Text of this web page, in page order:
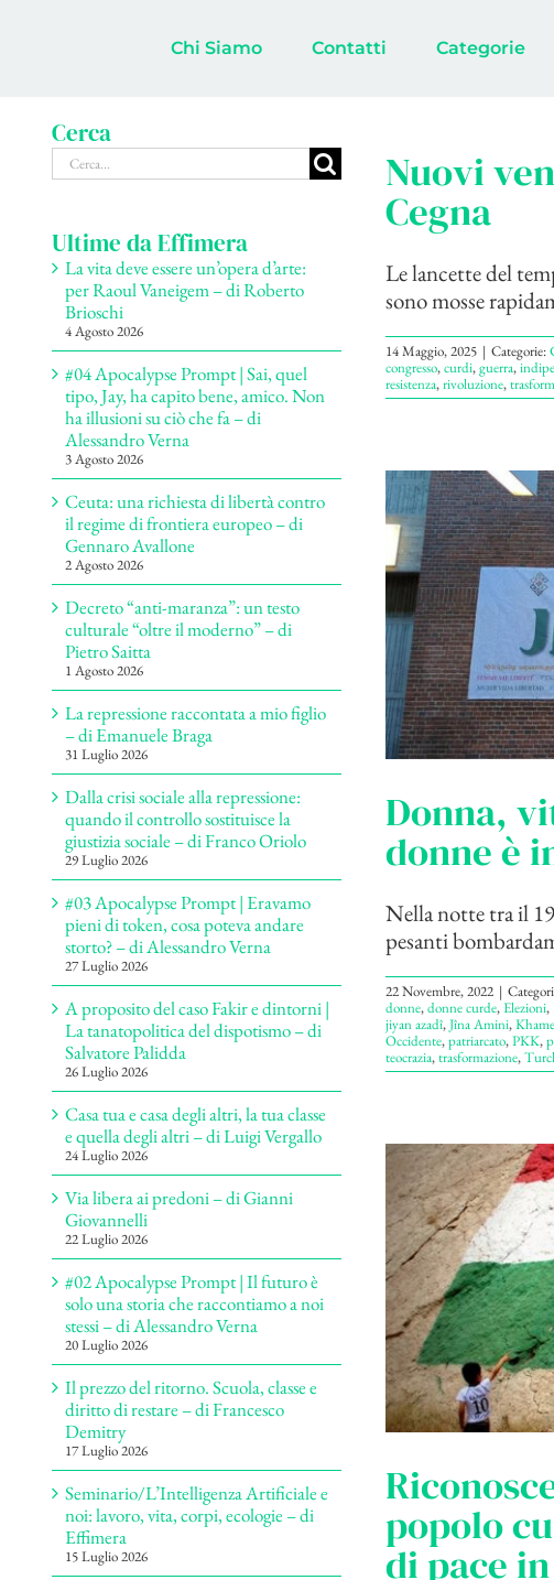
Chi Siamo Contatti Categorie
Nuovi
Cegna
Le lancette del
sono mosse
14 Maggio, 2025 | Categorie:
congresso,curdi,guerra,
resistenza,rivoluzione,
Donna,
donne è
Nella notte tra il
pesanti
22 Novembre, 2022 |
donne,donne curde,Elezioni,
jiyan azadî,Jîna Amini,
Occidente,patriarcato,PKK,
teocrazia,trasformazione,
popolo
di pace
Cerca
Cerca
per:
Ultime da Effimera
La vita deve essere un’opera d’arte:
per Raoul Vaneigem – di Roberto
Brioschi
4 Agosto 2026
#04 Apocalypse Prompt | Sai, quel
tipo, Jay, ha capito bene, amico. Non
ha illusioni su ciò che fa – di
Alessandro Verna
3 Agosto 2026
Ceuta: una richiesta di libertà contro
il regime di frontiera europeo – di
Gennaro Avallone
2 Agosto 2026
Decreto “anti-maranza”: un testo
culturale “oltre il moderno” – di
Pietro Saitta
1 Agosto 2026
La repressione raccontata a mio figlio
– di Emanuele Braga
31 Luglio 2026
Dalla crisi sociale alla repressione:
quando il controllo sostituisce la
giustizia sociale – di Franco Oriolo
29 Luglio 2026
#03 Apocalypse Prompt | Eravamo
pieni di token, cosa poteva andare
storto? – di Alessandro Verna
27 Luglio 2026
A proposito del caso Fakir e dintorni |
La tanatopolitica del dispotismo – di
Salvatore Palidda
26 Luglio 2026
Casa tua e casa degli altri, la tua classe
e quella degli altri – di Luigi Vergallo
24 Luglio 2026
Via libera ai predoni – di Gianni
Giovannelli
22 Luglio 2026
#02 Apocalypse Prompt | Il futuro è
solo una storia che raccontiamo a noi
stessi – di Alessandro Verna
20 Luglio 2026
Il prezzo del ritorno. Scuola, classe e
diritto di restare – di Francesco
Demitry
17 Luglio 2026
Seminario/L’Intelligenza Artificiale e
noi: lavoro, vita, corpi, ecologie – di
Effimera
15 Luglio 2026